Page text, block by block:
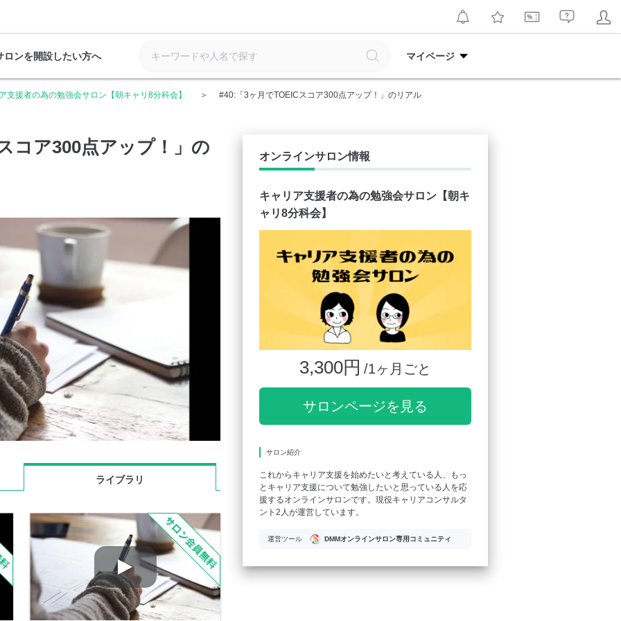
ロンを開設したい方へ マイページ
支援者の為の勉強会サロン【朝キャリ8分科会】 #40:「3ヶ月でTOEICスコア300点アップ！」のリアル
コア300点アップ！」の
ライブラリ
オンラインサロン情報
キャリア支援者の為の勉強会サロン【朝キ
ャリ8分科会】
3,300円 /1ヶ月ごと
サロンページを見る
サロン紹介
これからキャリア支援を始めたいと考えている人、もっ
とキャリア支援について勉強したいと思っている人を応
援するオンラインサロンです。現役キャリアコンサルタ
ント2人が運営しています。
運営ツール DMMオンラインサロン専用コミュニティ